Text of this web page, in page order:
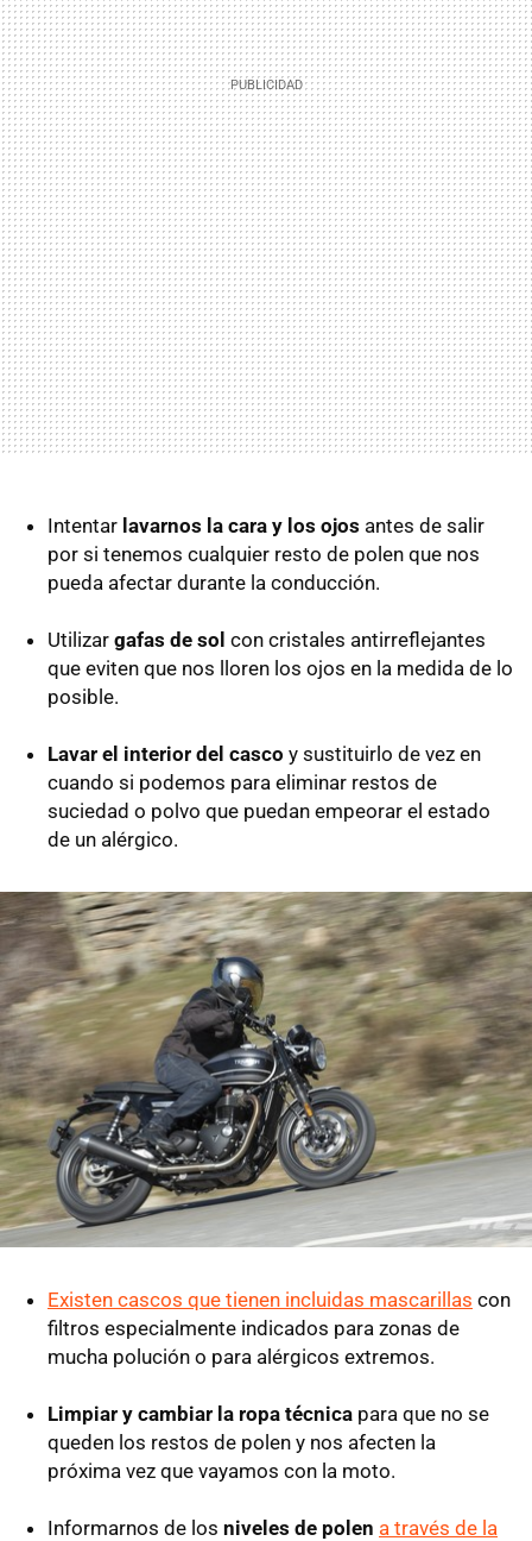
Intentar lavarnos la cara y los ojos antes de salir
por si tenemos cualquier resto de polen que nos
pueda afectar durante la conducción.
Utilizar gafas de sol con cristales antirreflejantes
que eviten que nos lloren los ojos en la medida de lo
posible.
Lavar el interior del casco y sustituirlo de vez en
cuando si podemos para eliminar restos de
suciedad o polvo que puedan empeorar el estado
de un alérgico.
Existen cascos que tienen incluidas mascarillas con
filtros especialmente indicados para zonas de
mucha polución o para alérgicos extremos.
Limpiar y cambiar la ropa técnica para que no se
queden los restos de polen y nos afecten la
próxima vez que vayamos con la moto.
Informarnos de los niveles de polen a través de la